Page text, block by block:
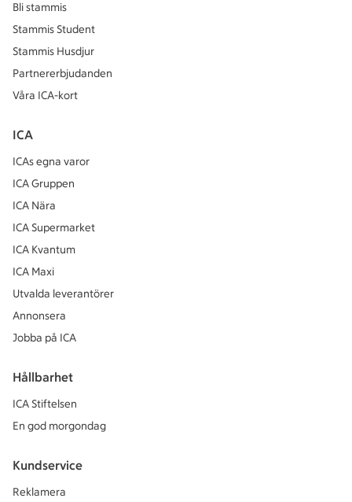
Bli stammis
Stammis Student
Stammis Husdjur
Partnererbjudanden
Våra ICA-kort
ICA
ICAs egna varor
ICA Gruppen
ICA Nära
ICA Supermarket
ICA Kvantum
ICA Maxi
Utvalda leverantörer
Annonsera
Jobba på ICA
Hållbarhet
ICA Stiftelsen
En god morgondag
Kundservice
Reklamera